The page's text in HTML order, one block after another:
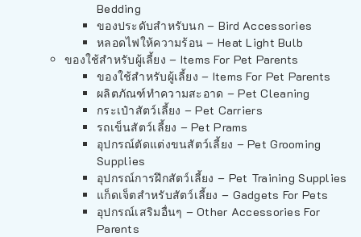
Bedding
ของประดับสำหรับนก – Bird Accessories
หลอดไฟให้ความร้อน – Heat Light Bulb
ของใช้สำหรับผู้เลี้ยง – Items For Pet Parents
ของใช้สำหรับผู้เลี้ยง – Items For Pet Parents
ผลิตภัณฑ์ทำความสะอาด – Pet Cleaning
กระเป๋าสัตว์เลี้ยง – Pet Carriers
รถเข็นสัตว์เลี้ยง – Pet Prams
อุปกรณ์ตัดแต่งขนสัตว์เลี้ยง – Pet Grooming
Supplies
อุปกรณ์การฝึกสัตว์เลี้ยง – Pet Training Supplies
แก็ดเจ็ตสำหรับสัตว์เลี้ยง – Gadgets For Pets
อุปกรณ์เสริมอื่นๆ – Other Accessories For
Parents